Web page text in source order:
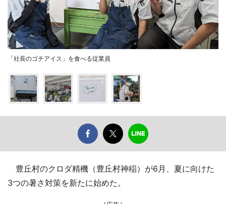
「社長のゴチアイス」を食べる従業員
豊丘村のクロダ精機（豊丘村神稲）が6月、夏に向けた
3つの暑さ対策を新たに始めた。